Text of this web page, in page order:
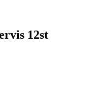
12st